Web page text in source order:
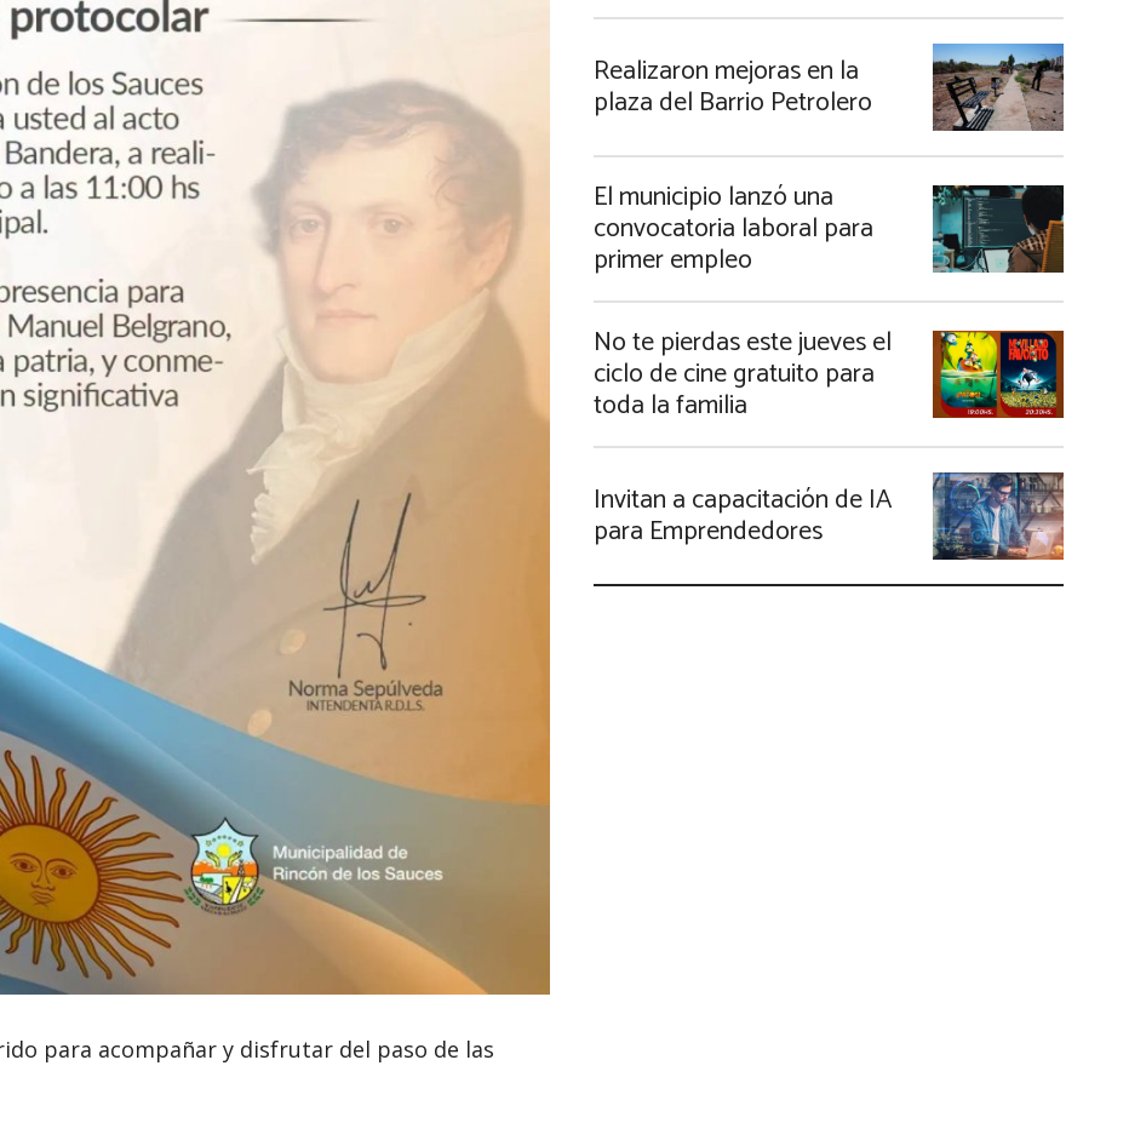
para acompañar y disfrutar del paso de las
Realizaron mejoras en la
plaza del Barrio Petrolero
El municipio lanzó una
convocatoria laboral para
primer empleo
No te pierdas este jueves el
ciclo de cine gratuito para
toda la familia
Invitan a capacitación de IA
para Emprendedores